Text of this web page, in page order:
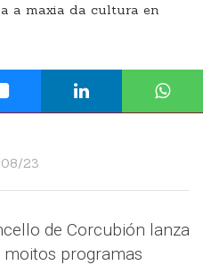
a maxia da cultura en
23
de Corcubión lanza
programas